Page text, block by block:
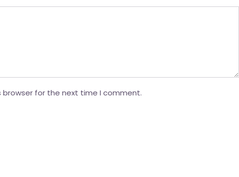
browser for the next time I comment.